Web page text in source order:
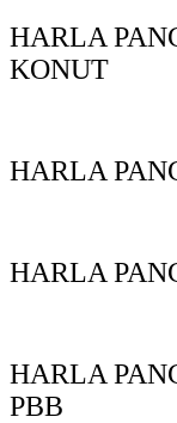
HARLA
KONUT
HARLA
HARLA
HARLA
PBB